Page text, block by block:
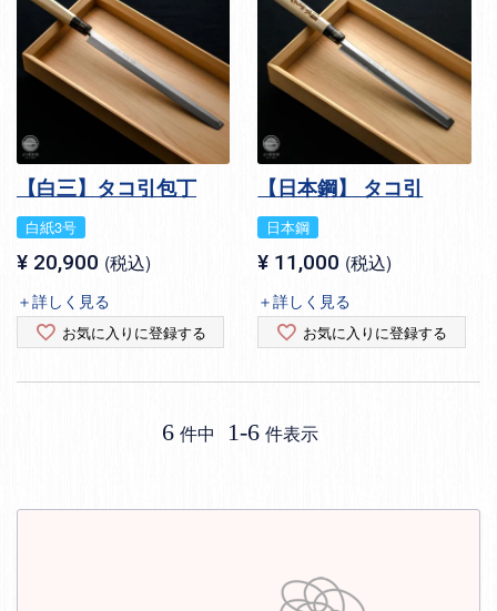
【白三】タコ引包丁
白紙3号
¥ 20,900 税込
＋詳しく見る
お気に入りに登録する
【日本鋼】 タコ引
日本鋼
¥ 11,000 税込
＋詳しく見る
お気に入りに登録する
6 件中 1-6 件表示